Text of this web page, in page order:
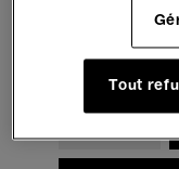
Tout